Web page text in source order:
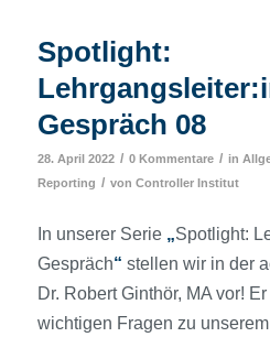
Spotlight:
Gespräch 08
28. April 2022 / 0 Kommentare / in
Reporting / von Controller Institut
In unserer Serie „Spotlight:
Gespräch“ stellen wir in der
Dr. Robert Ginthör, MA vor!
wichtigen Fragen zu